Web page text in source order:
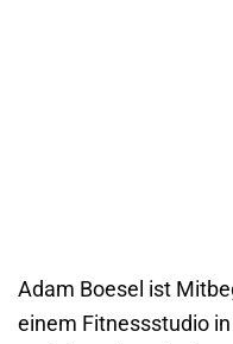
Adam Boesel ist
einem Fitnessstudio